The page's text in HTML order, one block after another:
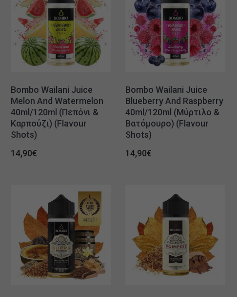
Bombo Wailani Juice
Melon And Watermelon
40ml/120ml (Πεπόνι &
Καρπούζι) (Flavour
Shots)
14,90€
Bombo Wailani Juice
Blueberry And Raspberry
40ml/120ml (Μύρτιλο &
Βατόμουρο) (Flavour
Shots)
14,90€